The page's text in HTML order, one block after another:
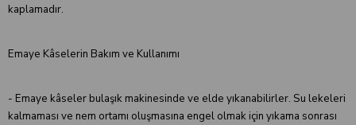
kaplamadır.
Emaye Kâselerin Bakım ve Kullanımı
- Emaye kâseler bulaşık makinesinde ve elde yıkanabilirler. Su lekeleri
kalmaması ve nem ortamı oluşmasına engel olmak için yıkama sonrası